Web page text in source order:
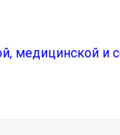
медицинской